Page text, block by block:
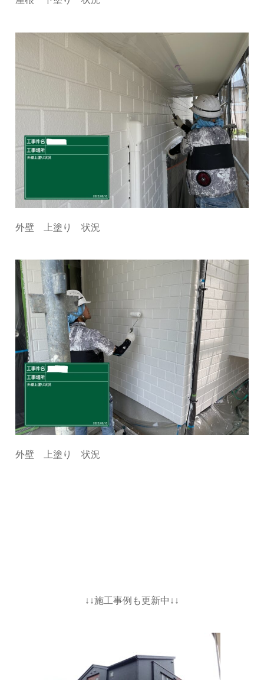
外壁 上塗り 状況
外壁 上塗り 状況
↓↓施工事例も更新中↓↓